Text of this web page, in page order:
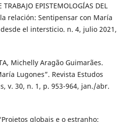
TRABAJO EPISTEMOLOGÍAS DEL
relación: Sentipensar con María
el intersticio. n. 4, julio 2021,
Michelly Aragão Guimarães.
Lugones”. Revista Estudos
v. 30, n. 1, p. 953-964, jan./abr.
globais e o estranho: